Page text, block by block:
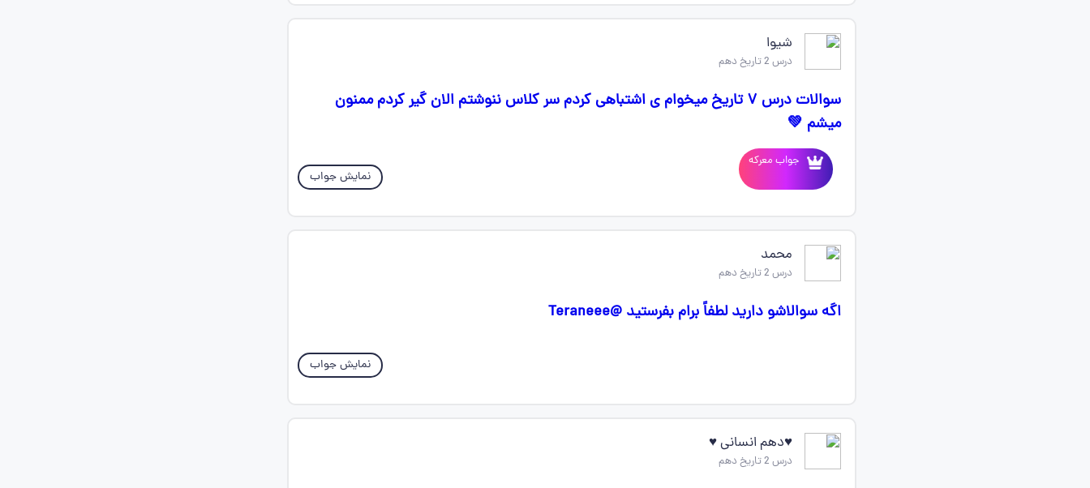
شیوا
درس 2 تاریخ دهم
سوالات درس ۷ تاریخ میخوام ی اشتباهی کردم سر کلاس ننوشتم الان گیر کردم ممنون
میشم 💚
جواب معرکه
نمایش جواب
محمد
درس 2 تاریخ دهم
اگه سوالاشو دارید لطفاً برام بفرستید @Teraneee
نمایش جواب
♥️دهم انسانی ♥️
درس 2 تاریخ دهم